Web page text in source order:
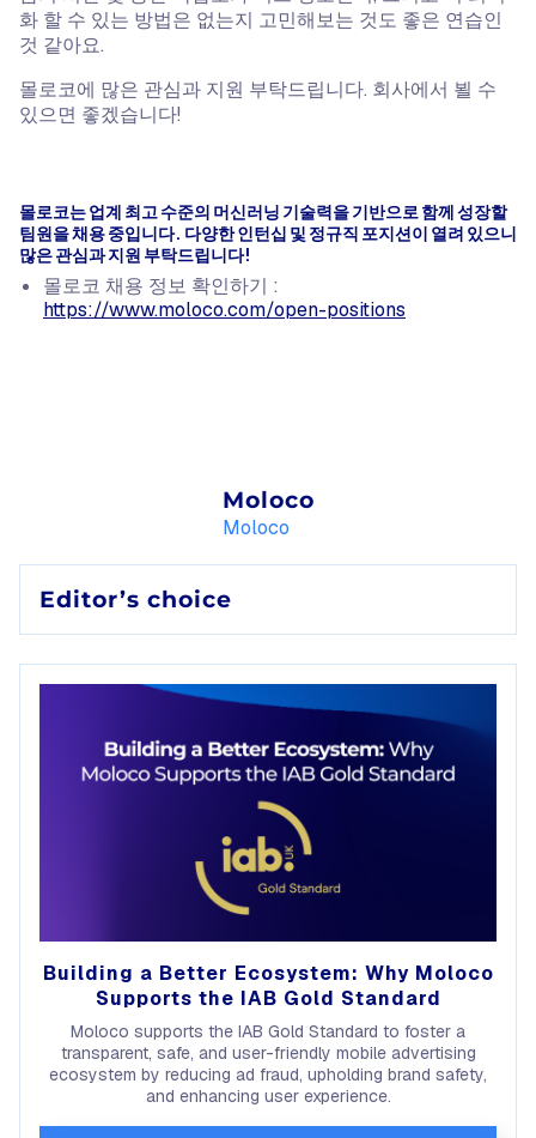
화 할 수 있는 방법은 없는지 고민해보는 것도 좋은 연습인
것 같아요.
몰로코에 많은 관심과 지원 부탁드립니다. 회사에서 뵐 수
있으면 좋겠습니다!
몰로코는 업계 최고 수준의 머신러닝 기술력을 기반으로 함께 성장할
팀원을 채용 중입니다. 다양한 인턴십 및 정규직 포지션이 열려 있으니
많은 관심과 지원 부탁드립니다!
몰로코 채용 정보 확인하기 :
https://www.moloco.com/open-positions
Moloco
Moloco
Editor’s choice
Building a Better Ecosystem: Why Moloco
Supports the IAB Gold Standard
Moloco supports the IAB Gold Standard to foster a
transparent, safe, and user-friendly mobile advertising
ecosystem by reducing ad fraud, upholding brand safety,
and enhancing user experience.